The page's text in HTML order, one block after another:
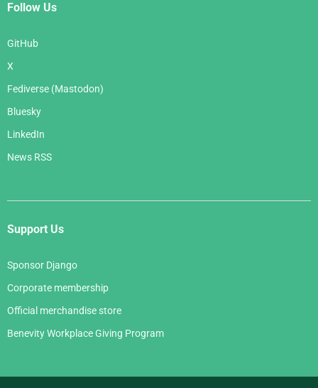
Follow Us
GitHub
X
Fediverse (Mastodon)
Bluesky
LinkedIn
News RSS
Support Us
Sponsor Django
Corporate membership
Official merchandise store
Benevity Workplace Giving Program